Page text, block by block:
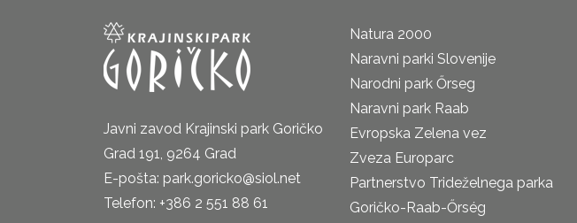
Javni zavod Krajinski park Goričko
Grad 191, 9264 Grad
E-pošta: park.goricko@siol.net
Telefon: +386 2 551 88 61
Natura 2000
Naravni parki Slovenije
Narodni park Őrseg
Naravni park Raab
Evropska Zelena vez
Zveza Europarc
Partnerstvo Trideželnega parka
Goričko-Raab-Őrség